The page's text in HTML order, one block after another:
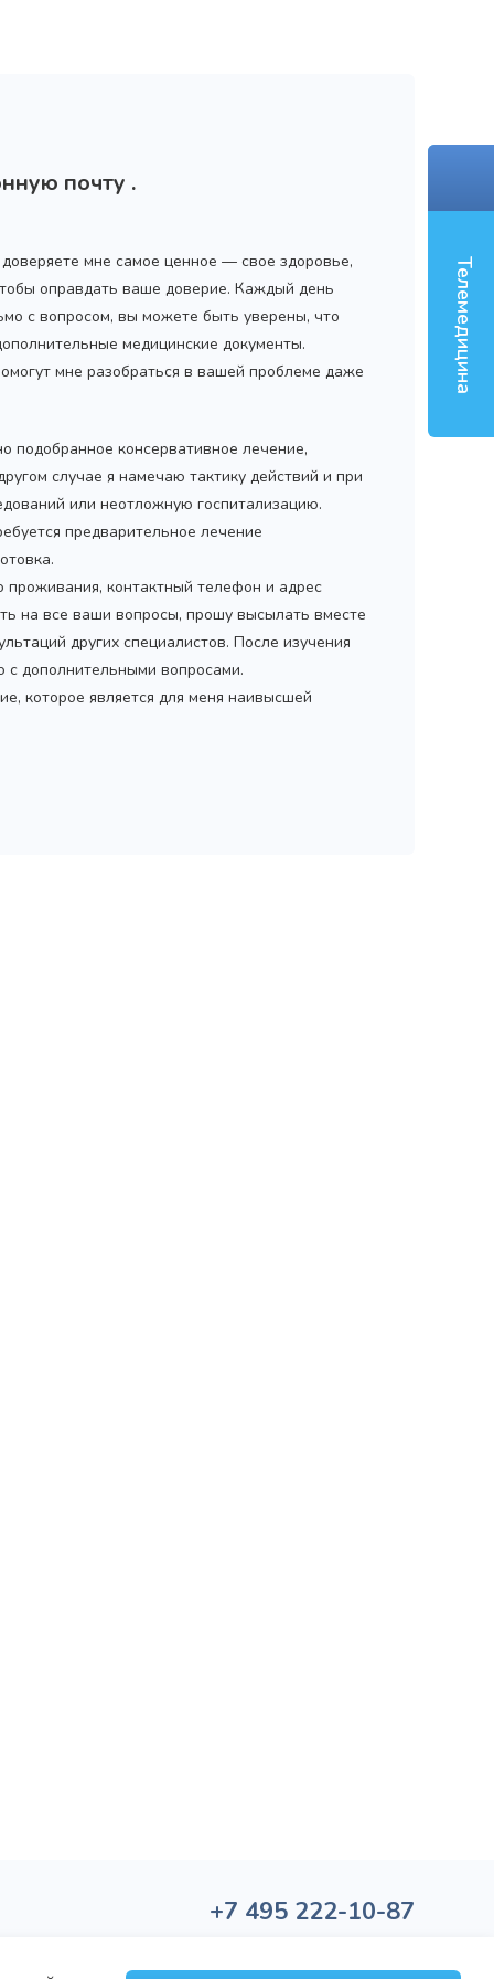
почту .
Телемедицина
мне самое ценное — свое здоровье,
оправдать ваше доверие. Каждый день
с вопросом, вы можете быть уверены, что
медицинские документы.
мне разобраться в вашей проблеме даже
подобранное консервативное лечение,
случае я намечаю тактику действий и при
или неотложную госпитализацию.
предварительное лечение
контактный телефон и адрес
на все ваши вопросы, прошу высылать вместе
других специалистов. После изучения
с дополнительными вопросами.
которое является для меня наивысшей
+7 495 222-10-87
Политика конфиденциальности